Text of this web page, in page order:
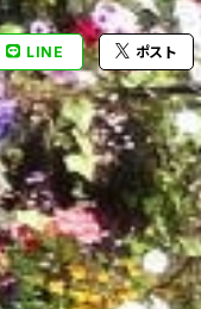
LINE ポスト